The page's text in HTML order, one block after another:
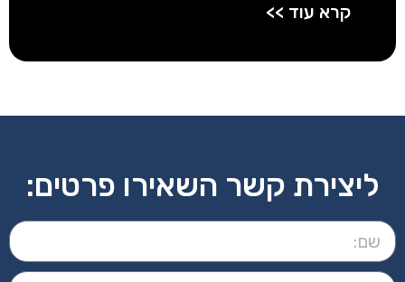
קרא עוד >>
ליצירת קשר השאירו פרטים: